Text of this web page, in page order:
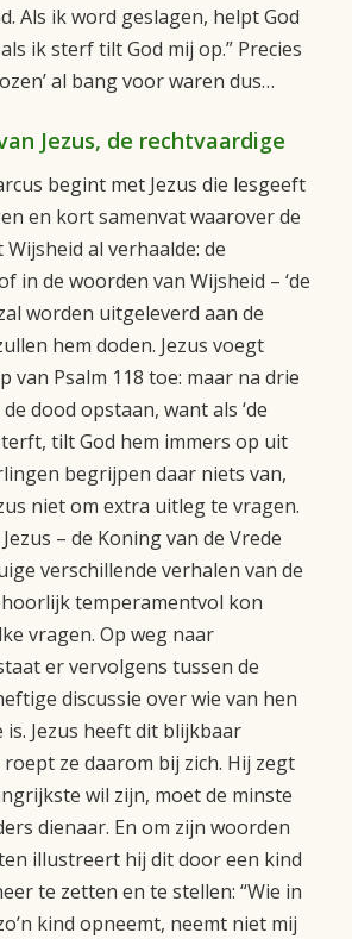
Als ik word geslagen, helpt God
ik sterf tilt God mij op.” Precies
al bang voor waren dus…
Jezus, de rechtvaardige
begint met Jezus die lesgeeft
en kort samenvat waarover de
al verhaalde: de
in de woorden van Wijsheid – ‘de
worden uitgeleverd aan de
hem doden. Jezus voegt
van Psalm 118 toe: maar na drie
dood opstaan, want als ‘de
tilt God hem immers op uit
begrijpen daar niets van,
niet om extra uitleg te vragen.
– de Koning van de Vrede
verschillende verhalen van de
temperamentvol kon
vragen. Op weg naar
er vervolgens tussen de
discussie over wie van hen
Jezus heeft dit blijkbaar
ze daarom bij zich. Hij zegt
wil zijn, moet de minste
dienaar. En om zijn woorden
illustreert hij dit door een kind
te zetten en te stellen: “Wie in
kind opneemt, neemt niet mij